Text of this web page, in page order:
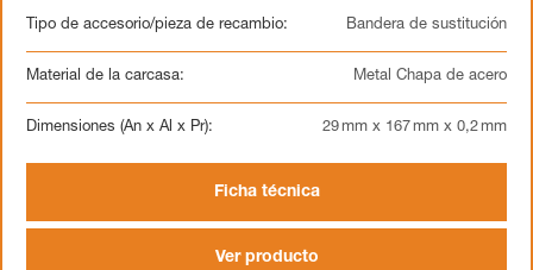
Tipo de accesorio/pieza de recambio: Bandera de sustitución
Material de la carcasa: Metal Chapa de acero
Dimensiones (An x Al x Pr): 29 mm x 167 mm x 0,2 mm
Ficha técnica
Ver producto